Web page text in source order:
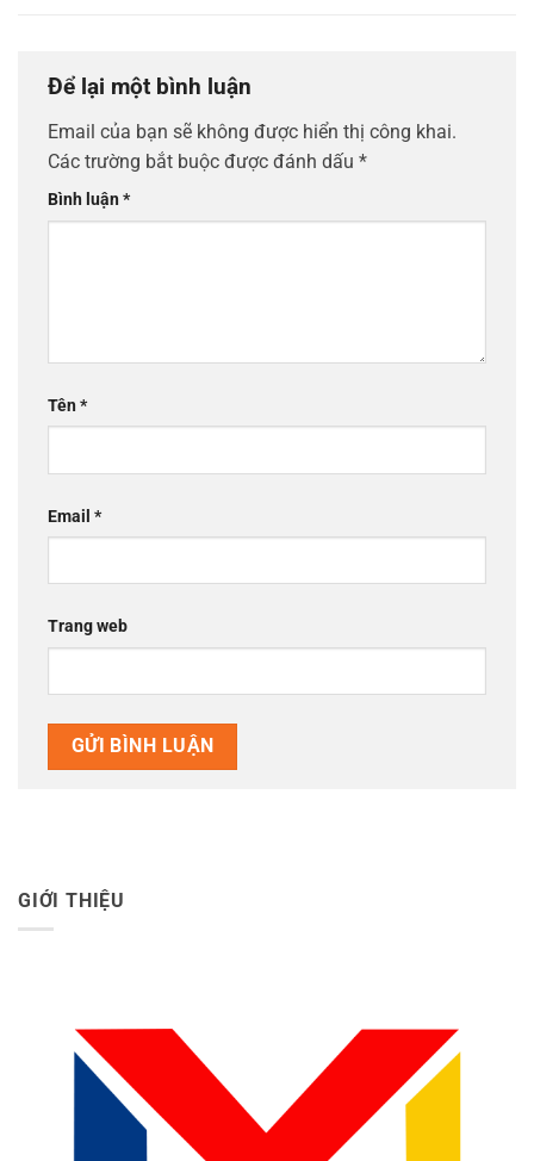
Để lại một bình luận
Email của bạn sẽ không được hiển thị công khai.
Các trường bắt buộc được đánh dấu *
Bình luận*
Tên*
Email *
Trang web
GIỚI THIỆU